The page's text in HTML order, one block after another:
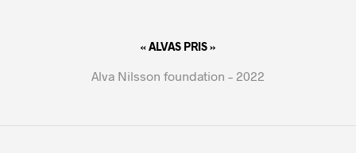
« ALVAS PRIS »
Alva Nilsson foundation – 2022